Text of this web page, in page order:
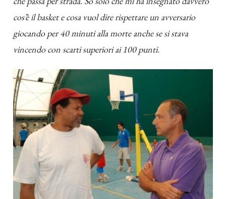
cos’è il basket e cosa vuol dire rispettare un avversario
giocando per 40 minuti alla morte anche se si stava
vincendo con scarti superiori ai 100 punti.